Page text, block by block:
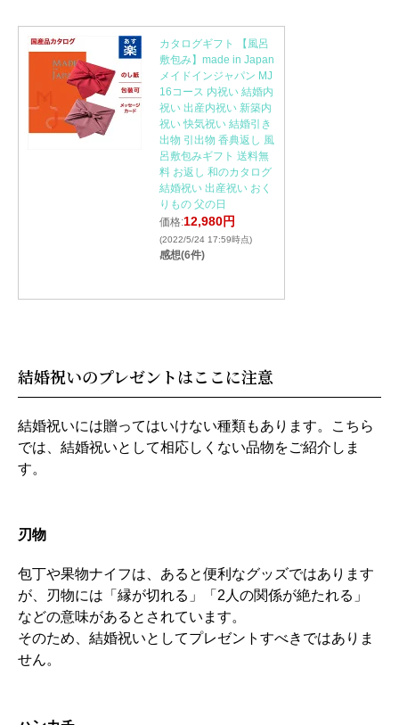
カタログギフト 【風呂
敷包み】made in Japan
メイドインジャパン MJ
16コース 内祝い 結婚内
祝い 出産内祝い 新築内
祝い 快気祝い 結婚引き
出物 引出物 香典返し 風
呂敷包みギフト 送料無
料 お返し 和のカタログ
結婚祝い 出産祝い おく
りもの 父の日
価格:12,980円
(2022/5/24 17:59時点)
感想(6件)
結婚祝いのプレゼントはここに注意
結婚祝いには贈ってはいけない種類もあります。こちら
では、結婚祝いとして相応しくない品物をご紹介しま
す。
刃物
包丁や果物ナイフは、あると便利なグッズではあります
が、刃物には「縁が切れる」「2人の関係が絶たれる」
などの意味があるとされています。
そのため、結婚祝いとしてプレゼントすべきではありま
せん。